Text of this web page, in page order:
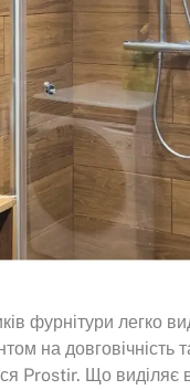
фурнітури легко
на довговічність
Prostir. Що виділяє